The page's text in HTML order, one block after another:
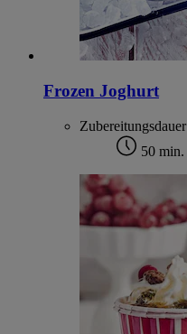
Frozen Joghurt
Zubereitungsdauer
50 min.